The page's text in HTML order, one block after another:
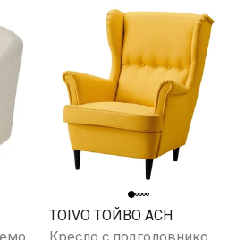
TOIVO ТОЙВО ACH